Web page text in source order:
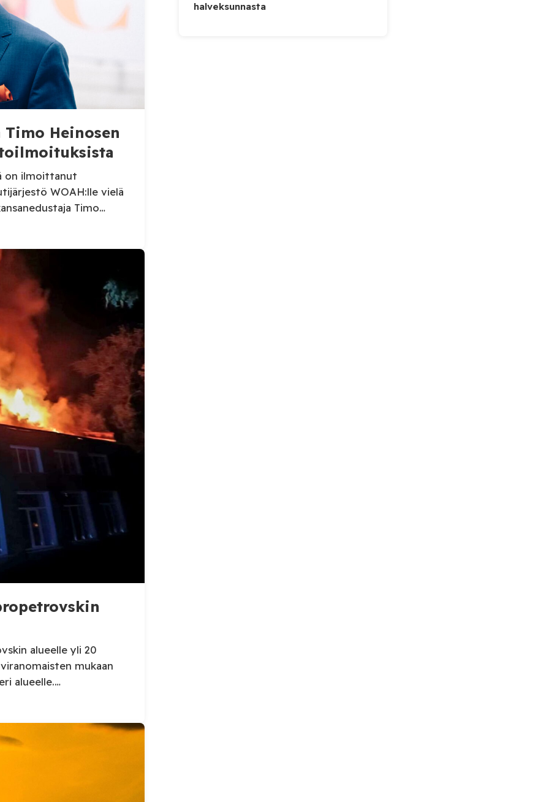
Heinosen
on ilmoittanut
WOAH:lle vielä
Timo
Suomen
sekä
alueelle yli 20
mukaan
alueelle.
alueellisen
että Venäjän
alueelle.
halveksunnasta